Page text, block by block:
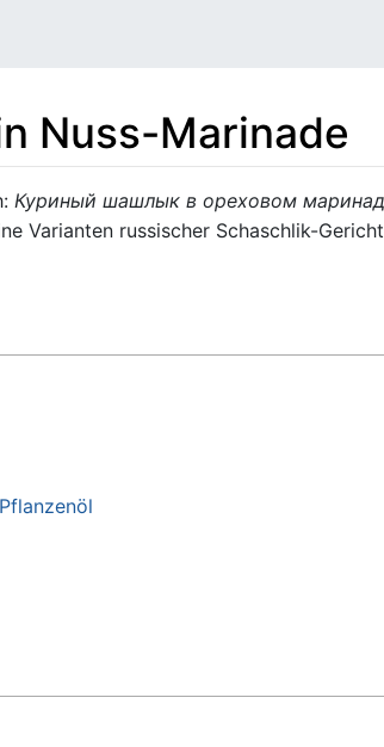
Nuss-Marinade
Куриный шашлык в ореховом
Varianten russischer Schaschlik-
Pflanzenöl